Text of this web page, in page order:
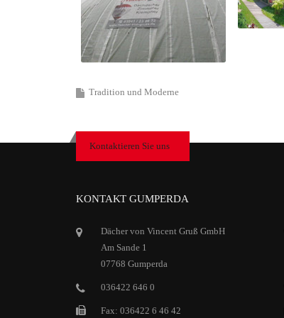
Tradition und Moderne
Kontaktieren Sie uns
KONTAKT GUMPERDA
Dächer von Vincent Gruß GmbH
Am Sande 1
07768 Gumperda
036422 646 0
Fax: 036422 6 46 42